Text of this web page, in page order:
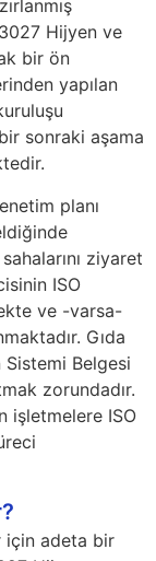
Hijyen ve
bir ön
yapılan
sonraki aşama
planı
ziyaret
ISO
ve -varsa-
Gıda
Sistemi Belgesi
zorundadır.
işletmelere ISO
için adeta bir